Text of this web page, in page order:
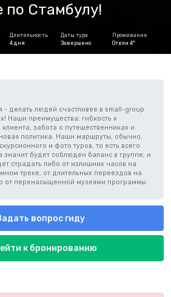
по Стамбулу!
Длительность
4 дня
Даты тура
Завершено
Проживание
Отели 4*
- делать людей счастливее в small-group
Наши преимущества: гибкость к
забота о путешественниках и
политика. Наши маршруты, обычно,
и фото туров, то есть всего
значит будет соблюден баланс в группе, и
страдать либо от излишних часов на
треке, от длительных переездов на
от перенасыщенной музеями программы.
вопрос гиду
к бронированию